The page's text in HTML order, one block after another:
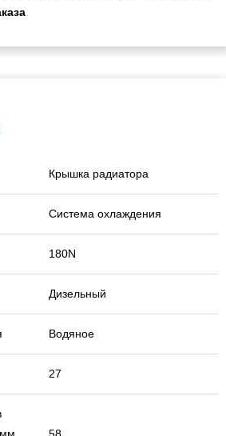
Крышка радиатора
Система охлаждения
180N
Дизельный
Водяное
27